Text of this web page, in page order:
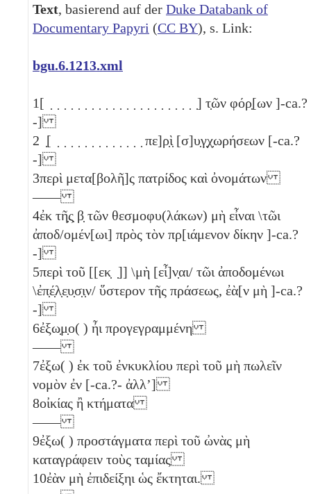
Text, basierend auf der Duke Databank of
Documentary Papyri (CC BY), s. Link:
bgu.6.1213.xml
1[ ̣ ̣ ̣ ̣ ̣ ̣ ̣ ̣ ̣ ̣ ̣ ̣ ̣ ̣ ̣ ̣ ̣ ̣ ̣ ̣ ̣ ̣] τ̣ῶν φόρ̣[ων ]-ca.?
-]
2 ̣[ ̣ ̣ ̣ ̣ ̣ ̣ ̣ ̣ ̣ ̣ ̣ ̣ ̣ πε]ρ̣ὶ̣ [σ]υ̣γ̣χ̣ωρήσεων [-ca.?
-]
3περὶ μετα[βολῆ]ς πατρίδος καὶ ὀνομάτων
——
4ἐκ τῆ̣ς̣ β̣ τῶν θεσμοφυ(λάκων) μὴ εἶναι \τῶι
ἀποδ/ομέν[ωι] πρὸς τὸν πρ[ιάμενον δίκην ]-ca.?
-]
5περὶ τοῦ [[εκ̣ ̣]] \μὴ [εἶ]ν̣αι/ τῶι ἀποδομένωι
\ἐπ̣έ̣λ̣ε̣υ̣σ̣ι̣ν/ ὕστερον τῆς πράσεως, ἐὰ[ν μὴ ]-ca.?
-]
6ἐξω̣μ̣ο( ) ἦι προγεγραμμένη
——
7ἐξω( ) ἐκ τοῦ ἐνκυκλίου περὶ τοῦ μὴ πωλεῖν
νομὸν ἐν [-ca.?- ἀλλʼ]
8οἰκίας ἢ κτήματα
——
9ἐξω( ) προστάγματα περὶ τοῦ ὠνὰς μὴ
καταγράφειν τοὺς ταμίας
10ἐὰν μὴ ἐπιδείξηι ὡς ἔκτηται.